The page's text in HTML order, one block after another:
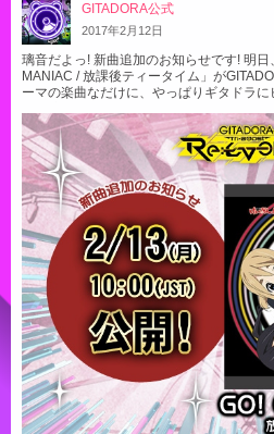
GITADORA公式
2017年2月 12日
璃音だよっ! 新曲追加のお知らせです! 明
MANIAC / 放課後ティータイム」が
ーマの楽曲なだけに、やっぱりギタドラ
タイム」は選曲画面からすぐに遊べるか
して、もう一つお知らせですっ! 同じく来
イトの｢プレーヤーカスタマイズ」の中に
能が追加されるんだって。 ｢お気に入りフ
「GITADORA Tri-Boost Re:EVOLVE」か
曲や、繰り返し練習したい曲などを簡単
フォルダ』を作れちゃう機能だよ。 ｢お気
もどこででも…お店に行く前にプレーした
イ便利だよねっ! 今回も大盛り上がりの「
登場した曲を登録して、来年のファイナ
っ!?＜璃音＞